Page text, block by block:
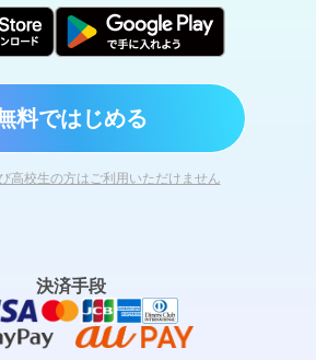
料ではじめる
高校生の方はご利用いただけません
決済手段